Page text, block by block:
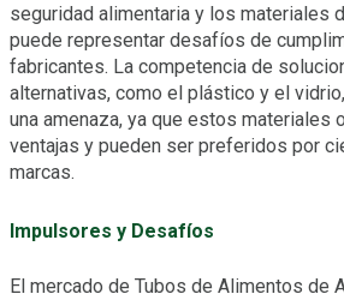
seguridad alimentaria y los materiales
puede representar desafíos de
fabricantes. La competencia de
alternativas, como el plástico y el
una amenaza, ya que estos materiales
ventajas y pueden ser preferidos por
marcas.
Impulsores y Desafíos
El mercado de Tubos de Alimentos de